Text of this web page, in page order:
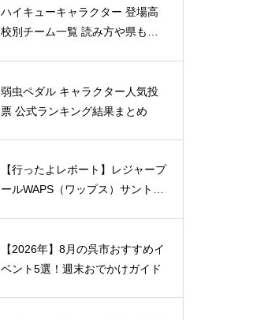
ハイキューキャラクター 登場高
校別チーム一覧 読み方や県もま
弱虫ペダル キャラクター人気投
票 公式ランキング結果まとめ
【行ったよレポート】レジャープ
ールWAPS（ワップス）サントピ
【2026年】8月の呉市おすすめイ
ベント5選！週末おでかけガイド